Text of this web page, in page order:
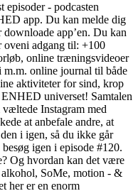
- podcasten
app. Du kan melde dig
app’en. Du kan
oveni adgang til: +100
online træningsvideoer
m.m. online journal til både
aktiviteter for sind, krop
universet! Samtalen
Instagram med
at anbefale andre, at
i igen, så du ikke går
igen i episode #120.
Og hvordan kan det være
SoMe, motion - &
her er en enorm